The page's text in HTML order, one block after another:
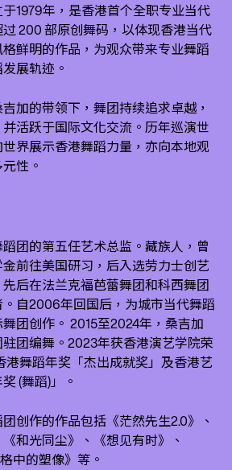
1979年，是香港首个全职专业当代
200 部原创舞码，以体现香港当代
鲜明的作品，为观众带来专业舞蹈
展轨迹。
加的带领下，舞团持续追求卓越，
活跃于国际文化交流。历年巡演世
界展示香港舞蹈力量，亦向本地观
性。
团的第五任艺术总监。藏族人，曾
前往美国研习，后入选劳力士创艺
后在法兰克福芭蕾舞团和科西舞团
自2006年回国后，为城市当代舞蹈
团创作。 2015至2024年，桑吉加
团编舞。2023年获香港演艺学院荣
舞蹈年奖「杰出成就奖」及香港艺
(舞蹈)」。
创作的作品包括《茫然先生2.0》、
和光同尘》、《想见有时》、
中的塑像》等。